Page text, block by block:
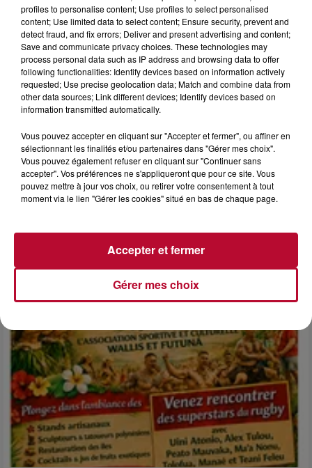
6 août 2026
NÎMES : « LE RÊVE DU GLADIATEUR » INVESTIT
Après un franc succès l'été dernier, le spectacle « Le Rêve
du gladiateur » revient illuminer l'amphithéâtre romain les 6,
7 et 8 août. Une fresque nocturne...
profiles to personalise content; Use profiles to select personalised
content; Use limited data to select content; Ensure security, prevent and
detect fraud, and fix errors; Deliver and present advertising and content;
Save and communicate privacy choices. These technologies may
process personal data such as IP address and browsing data to offer
following functionalities: Identify devices based on information actively
requested; Use precise geolocation data; Match and combine data from
other data sources; Link different devices; Identify devices based on
information transmitted automatically.
Vous pouvez accepter en cliquant sur "Accepter et fermer", ou affiner en
sélectionnant les finalités et/ou partenaires dans "Gérer mes choix".
Vous pouvez également refuser en cliquant sur "Continuer sans
accepter". Vos préférences ne s'appliqueront que pour ce site. Vous
pouvez mettre à jour vos choix, ou retirer votre consentement à tout
moment via le lien "Gérer les cookies" situé en bas de chaque page.
Gérer mes choix
Accepter et fermer